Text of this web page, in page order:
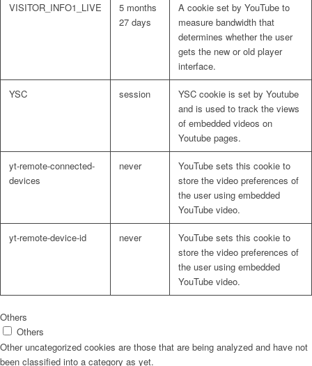
VISITOR_INFO1_LIVE
5 months
27 days
A cookie set by YouTube to
measure bandwidth that
determines whether the user
gets the new or old player
interface.
YSC session
YSC cookie is set by Youtube
and is used to track the views
of embedded videos on
Youtube pages.
yt-remote-connected-
devices
never
YouTube sets this cookie to
store the video preferences of
the user using embedded
YouTube video.
yt-remote-device-id never
YouTube sets this cookie to
store the video preferences of
the user using embedded
YouTube video.
Others
Others
Other uncategorized cookies are those that are being analyzed and have not
been classified into a category as yet.